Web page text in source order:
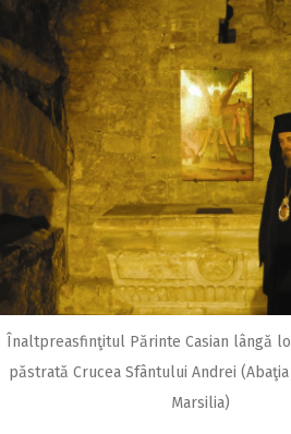
Înaltpreasfinţitul Părinte Casian lângă
păstrată Crucea Sfântului Andrei (Abaţia
Marsilia)